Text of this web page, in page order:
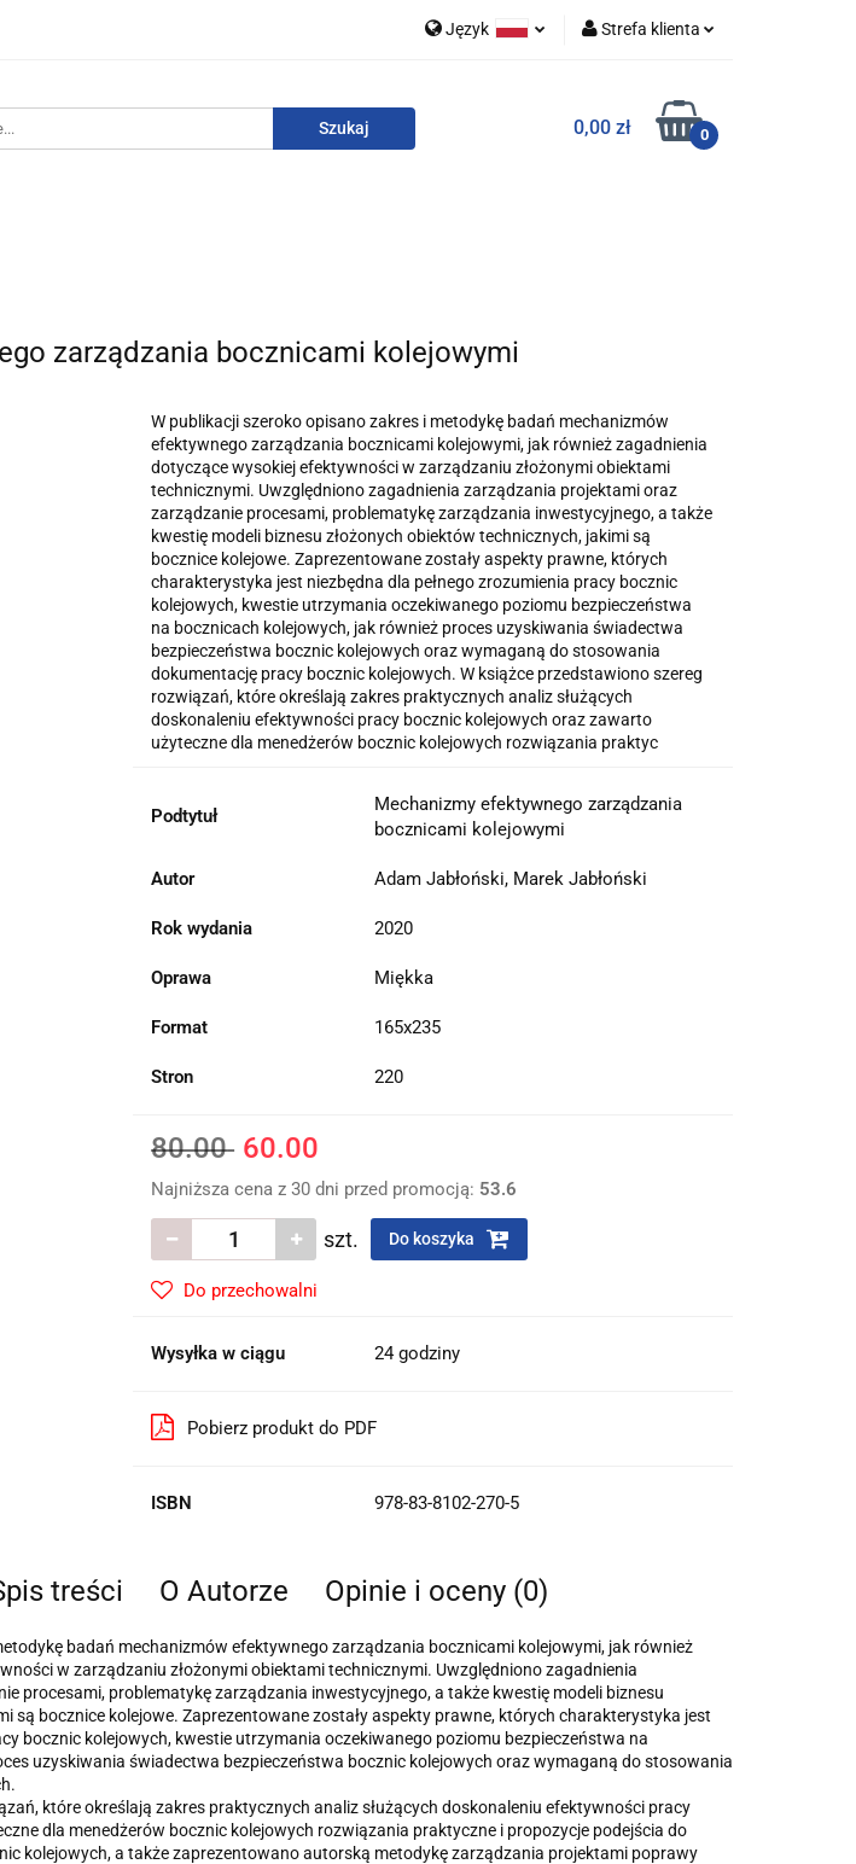
Język Strefa klienta
Zarejestruj się
0,00 zł 0
zarządzania bocznicami kolejowymi
W publikacji szeroko opisano zakres i metodykę badań mechanizmów
efektywnego zarządzania bocznicami kolejowymi, jak również zagadnienia
dotyczące wysokiej efektywności w zarządzaniu złożonymi obiektami
technicznymi. Uwzględniono zagadnienia zarządzania projektami oraz
zarządzanie procesami, problematykę zarządzania inwestycyjnego, a także
kwestię modeli biznesu złożonych obiektów technicznych, jakimi są
bocznice kolejowe. Zaprezentowane zostały aspekty prawne, których
charakterystyka jest niezbędna dla pełnego zrozumienia pracy bocznic
kolejowych, kwestie utrzymania oczekiwanego poziomu bezpieczeństwa
na bocznicach kolejowych, jak również proces uzyskiwania świadectwa
bezpieczeństwa bocznic kolejowych oraz wymaganą do stosowania
dokumentację pracy bocznic kolejowych. W książce przedstawiono szereg
rozwiązań, które określają zakres praktycznych analiz służących
doskonaleniu efektywności pracy bocznic kolejowych oraz zawarto
użyteczne dla menedżerów bocznic kolejowych rozwiązania praktyc
Podtytuł
Mechanizmy efektywnego zarządzania
bocznicami kolejowymi
Autor Adam Jabłoński, Marek Jabłoński
Rok wydania 2020
Oprawa Miękka
Format 165x235
Stron 220
80.00 60.00
Najniższa cena z 30 dni przed promocją: 53.6
szt. Do koszyka
Do przechowalni
Wysyłka w ciągu 24 godziny
Pobierz produkt do PDF
ISBN 978-83-8102-270-5
treści O Autorze Opinie i oceny (0)
badań mechanizmów efektywnego zarządzania bocznicami kolejowymi, jak również
w zarządzaniu złożonymi obiektami technicznymi. Uwzględniono zagadnienia
procesami, problematykę zarządzania inwestycyjnego, a także kwestię modeli biznesu
są bocznice kolejowe. Zaprezentowane zostały aspekty prawne, których charakterystyka jest
bocznic kolejowych, kwestie utrzymania oczekiwanego poziomu bezpieczeństwa na
uzyskiwania świadectwa bezpieczeństwa bocznic kolejowych oraz wymaganą do stosowania
które określają zakres praktycznych analiz służących doskonaleniu efektywności pracy
dla menedżerów bocznic kolejowych rozwiązania praktyczne i propozycje podejścia do
kolejowych, a także zaprezentowano autorską metodykę zarządzania projektami poprawy